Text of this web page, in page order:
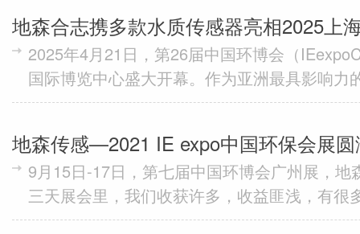
地森合志携多款水质传感器亮相2025上
测，共建美好生态
2025年4月21日，第26届中国环博会（
国际博览中心盛大开幕。作为亚洲最具影响力
本届环博会汇聚了全球领先的环境技术与解决
地森传感—2021 IE expo中国环保会展
不落幕。
9月15日-17日，第七届中国环博会广州展，地
三天展会里，我们收获许多，收益匪浅，有很
谢您的到来~这次展会中，地森传感展示的产